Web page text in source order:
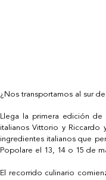
¿Nos transportamos al sur
Llega la primera edición de
italianos Vittorio y Riccardo
ingredientes italianos que
Popolare el 13, 14 o 15 de
El recorrido culinario